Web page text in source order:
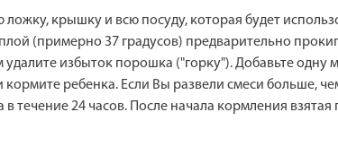
крышку и всю посуду, которая будет
(примерно 37 градусов) предварительно
избыток порошка ("горку"). Добавьте
кормите ребенка. Если Вы развели смеси больше,
течение 24 часов. После начала кормления